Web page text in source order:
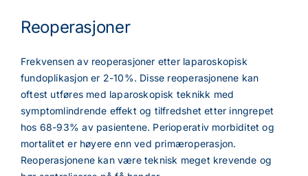
Reoperasjoner
Frekvensen av reoperasjoner etter laparoskopisk
fundoplikasjon er 2-10%. Disse reoperasjonene kan
oftest utføres med laparoskopisk teknikk med
symptomlindrende effekt og tilfredshet etter inngrepet
hos 68-93% av pasientene. Perioperativ morbiditet og
mortalitet er høyere enn ved primæroperasjon.
Reoperasjonene kan være teknisk meget krevende og